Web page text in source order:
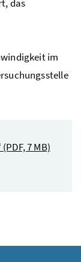
das
im
(PDF, 7 MB)